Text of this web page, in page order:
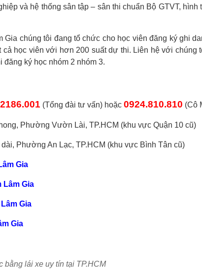
và hệ thống sân tập – sân thi chuẩn Bộ GTVT, hình
Gia chúng tôi đang tổ chức cho học viên đăng ký ghi
cả học viên với hơn 200 suất dự thi. Liên hệ với chúng
đăng ký học nhóm 2 nhóm 3.
(Tổng đài tư vấn) hoặc 0924.810.810 (Cô
Phường Vườn Lài, TP.HCM (khu vực Quận 10 cũ)
Phường An Lạc, TP.HCM (khu vực Bình Tân cũ)
Gia
Lâm Gia
Gia
Gia
bằng lái xe uy tín tại TP.HCM